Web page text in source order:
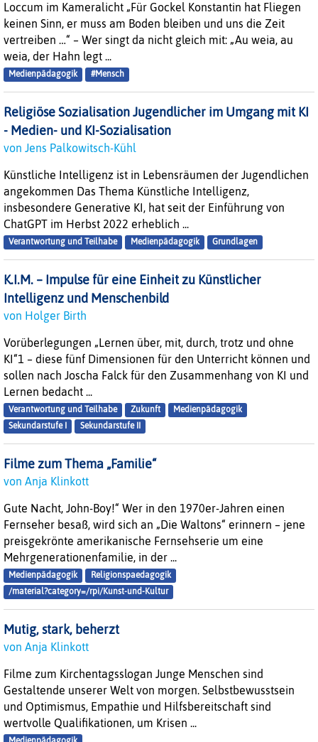
Loccum im Kameralicht „Für Gockel Konstantin hat Fliegen
keinen Sinn, er muss am Boden bleiben und uns die Zeit
vertreiben …“ – Wer singt da nicht gleich mit: „Au weia, au
weia, der Hahn legt ...
Medienpädagogik #Mensch
Religiöse Sozialisation Jugendlicher im Umgang mit KI
- Medien- und KI-Sozialisation
von Jens Palkowitsch-Kühl
Künstliche Intelligenz ist in Lebensräumen der Jugendlichen
angekommen Das Thema Künstliche Intelligenz,
insbesondere Generative KI, hat seit der Einführung von
ChatGPT im Herbst 2022 erheblich ...
Verantwortung und Teilhabe Medienpädagogik Grundlagen
K.I.M. – Impulse für eine Einheit zu Künstlicher
Intelligenz und Menschenbild
von Holger Birth
Vorüberlegungen „Lernen über, mit, durch, trotz und ohne
KI“1 – diese fünf Dimensionen für den Unterricht können und
sollen nach Joscha Falck für den Zusammenhang von KI und
Lernen bedacht ...
Verantwortung und Teilhabe Zukunft
Medienpädagogik
Sekundarstufe I
Sekundarstufe II
Filme zum Thema „Familie“
von Anja Klinkott
Gute Nacht, John-Boy!“ Wer in den 1970er-Jahren einen
Fernseher besaß, wird sich an „Die Waltons“ erinnern – jene
preisgekrönte amerikanische Fernsehserie um eine
Mehrgenerationenfamilie, in der ...
Medienpädagogik
Religionspaedagogik
/material?category=/rpi/Kunst-und-Kultur
Mutig, stark, beherzt
von Anja Klinkott
Filme zum Kirchentagsslogan Junge Menschen sind
Gestaltende unserer Welt von morgen. Selbstbewusstsein
und Optimismus, Empathie und Hilfsbereitschaft sind
wertvolle Qualifikationen, um Krisen ...